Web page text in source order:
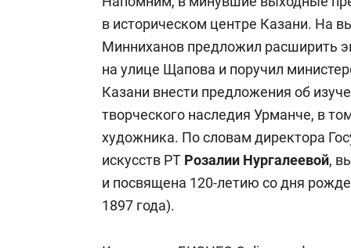
в историческом центре Казани. На
Минниханов предложил расширить
на улице Щапова и поручил
Казани внести предложения об
творческого наследия Урманче, в
художника. По словам директора
искусств РТ Розалии Нургалеевой,
и посвящена 120-летию со дня
1897 года).